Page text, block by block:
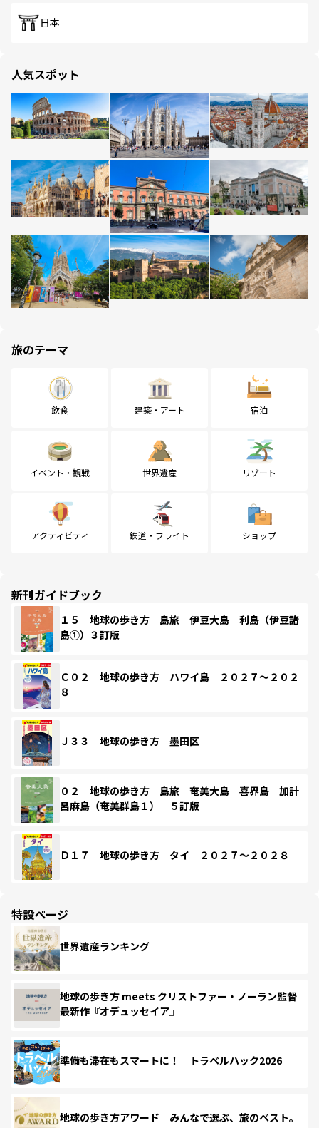
日本
人気スポット
旅のテーマ
飲食 建築・アート 宿泊
イベント・観戦 世界遺産 リゾート
アクティビティ 鉄道・フライト ショップ
新刊ガイドブック
１５ 地球の歩き方 島旅 伊豆大島 利島（伊豆諸
島①）３訂版
Ｃ０２ 地球の歩き方 ハワイ島 ２０２７～２０２
８
Ｊ３３ 地球の歩き方 墨田区
０２ 地球の歩き方 島旅 奄美大島 喜界島 加計
呂麻島（奄美群島１） ５訂版
Ｄ１７ 地球の歩き方 タイ ２０２７～２０２８
特設ページ
世界遺産ランキング
地球の歩き方 meets クリストファー・ノーラン監督
最新作『オデュッセイア』
準備も滞在もスマートに！ トラベルハック2026
地球の歩き方アワード みんなで選ぶ、旅のベスト。